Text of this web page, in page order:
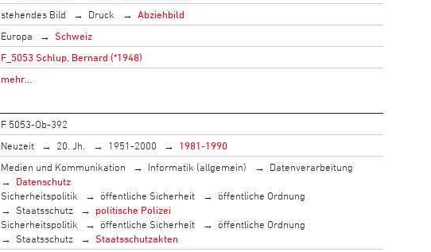
stehendes Bild Druck
Abziehbild
Europa
Schweiz
F_5053 Schlup, Bernard (*1948)
mehr…
F 5053-Ob-392
Neuzeit 20. Jh. 1951-2000
1981-1990
Medien und Kommunikation Informatik (allgemein)
Datenverarbeitung
Datenschutz
Sicherheitspolitik
öffentliche Sicherheit
öffentliche Ordnung
Staatsschutz
politische Polizei
Sicherheitspolitik
öffentliche Sicherheit
öffentliche Ordnung
Staatsschutz
Staatsschutzakten